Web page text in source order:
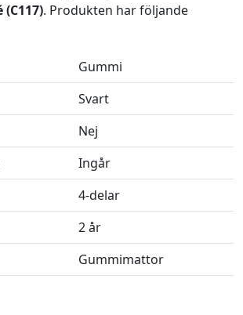
(C117). Produkten har följande
Gummi
Svart
Nej
Ingår
4-delar
2 år
Gummimattor